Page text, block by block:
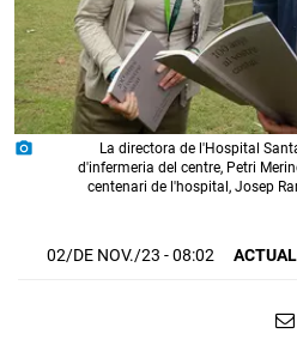
photo_camera
La directora de l'Hospital
d'infermeria del centre, Petri
centenari de l'hospital, Josep
02/DE NOV./23 - 08:02